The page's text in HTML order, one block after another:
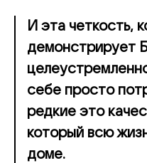
И эта четкость,
демонстрирует
себе просто
редкие это
который всю
доме.